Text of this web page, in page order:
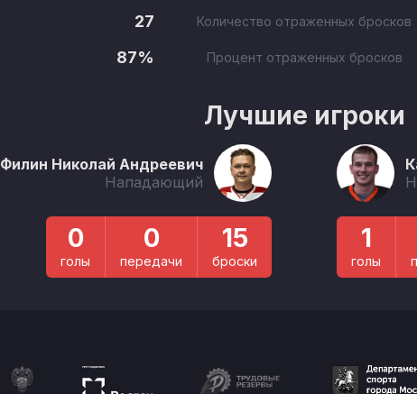
27
Количество отраженных бросков
87%
Процент отраженных бросков
Лучшие игроки
Филин Николай Андреевич
Нападающий
0
голы
0
передачи
15
броски
1
голы